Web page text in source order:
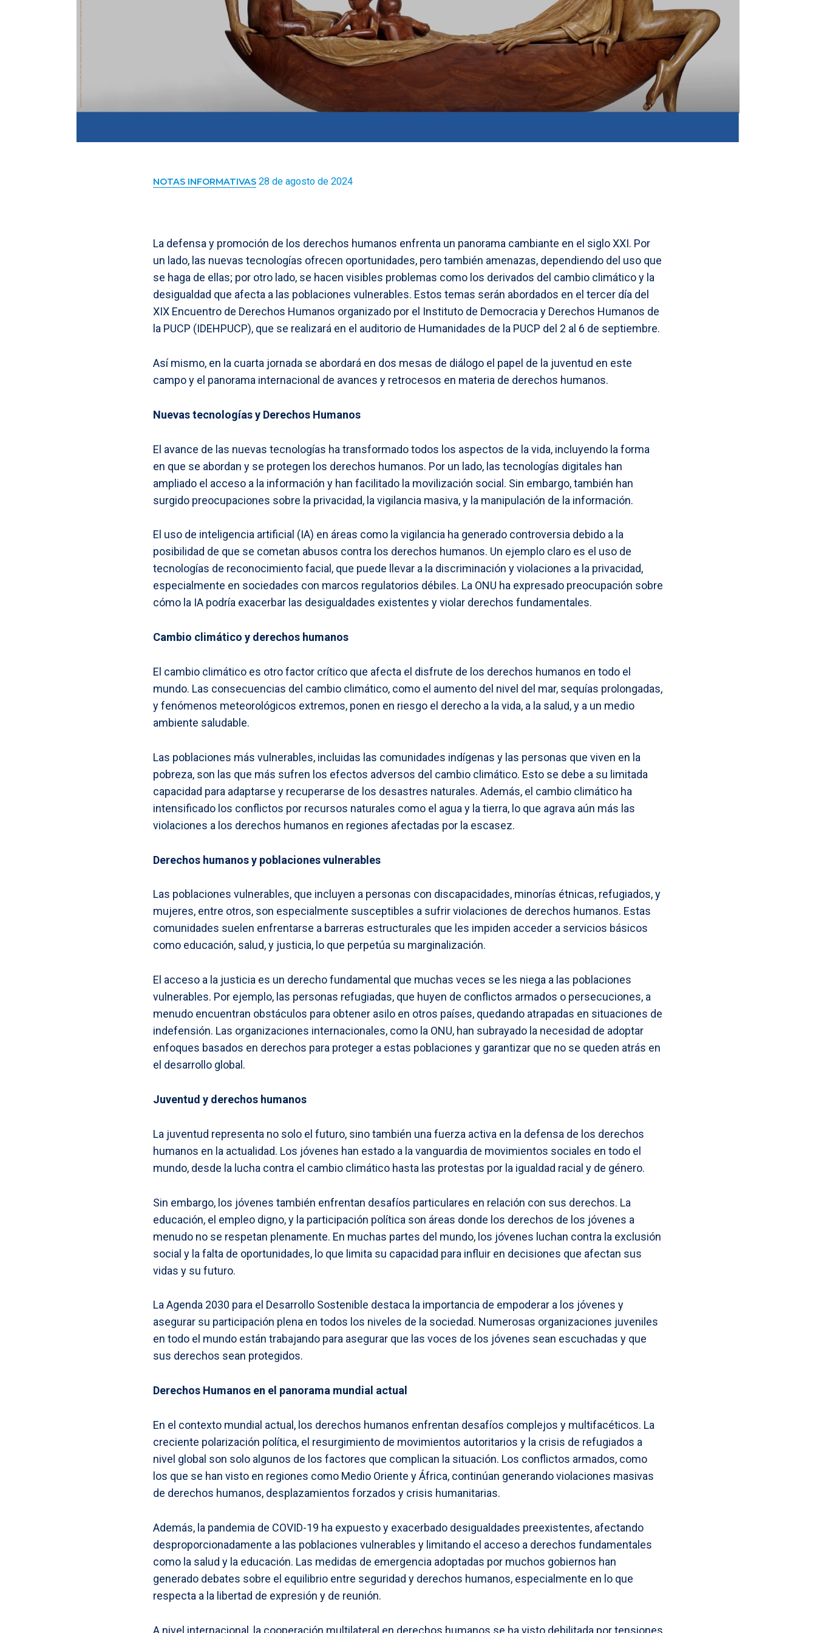
NOTAS INFORMATIVAS 28 de agosto de 2024
La defensa y promoción de los derechos humanos enfrenta un panorama cambiante en el siglo XXI. Por
un lado, las nuevas tecnologías ofrecen oportunidades, pero también amenazas, dependiendo del uso que
se haga de ellas; por otro lado, se hacen visibles problemas como los derivados del cambio climático y la
desigualdad que afecta a las poblaciones vulnerables. Estos temas serán abordados en el tercer día del
XIX Encuentro de Derechos Humanos organizado por el Instituto de Democracia y Derechos Humanos de
la PUCP (IDEHPUCP), que se realizará en el auditorio de Humanidades de la PUCP del 2 al 6 de septiembre.
Así mismo, en la cuarta jornada se abordará en dos mesas de diálogo el papel de la juventud en este
campo y el panorama internacional de avances y retrocesos en materia de derechos humanos.
Nuevas tecnologías y Derechos Humanos
El avance de las nuevas tecnologías ha transformado todos los aspectos de la vida, incluyendo la forma
en que se abordan y se protegen los derechos humanos. Por un lado, las tecnologías digitales han
ampliado el acceso a la información y han facilitado la movilización social. Sin embargo, también han
surgido preocupaciones sobre la privacidad, la vigilancia masiva, y la manipulación de la información.
El uso de inteligencia artificial (IA) en áreas como la vigilancia ha generado controversia debido a la
posibilidad de que se cometan abusos contra los derechos humanos. Un ejemplo claro es el uso de
tecnologías de reconocimiento facial, que puede llevar a la discriminación y violaciones a la privacidad,
especialmente en sociedades con marcos regulatorios débiles. La ONU ha expresado preocupación sobre
cómo la IA podría exacerbar las desigualdades existentes y violar derechos fundamentales.
Cambio climático y derechos humanos
El cambio climático es otro factor crítico que afecta el disfrute de los derechos humanos en todo el
mundo. Las consecuencias del cambio climático, como el aumento del nivel del mar, sequías prolongadas,
y fenómenos meteorológicos extremos, ponen en riesgo el derecho a la vida, a la salud, y a un medio
ambiente saludable.
Las poblaciones más vulnerables, incluidas las comunidades indígenas y las personas que viven en la
pobreza, son las que más sufren los efectos adversos del cambio climático. Esto se debe a su limitada
capacidad para adaptarse y recuperarse de los desastres naturales. Además, el cambio climático ha
intensificado los conflictos por recursos naturales como el agua y la tierra, lo que agrava aún más las
violaciones a los derechos humanos en regiones afectadas por la escasez.
Derechos humanos y poblaciones vulnerables
Las poblaciones vulnerables, que incluyen a personas con discapacidades, minorías étnicas, refugiados, y
mujeres, entre otros, son especialmente susceptibles a sufrir violaciones de derechos humanos. Estas
comunidades suelen enfrentarse a barreras estructurales que les impiden acceder a servicios básicos
como educación, salud, y justicia, lo que perpetúa su marginalización.
El acceso a la justicia es un derecho fundamental que muchas veces se les niega a las poblaciones
vulnerables. Por ejemplo, las personas refugiadas, que huyen de conflictos armados o persecuciones, a
menudo encuentran obstáculos para obtener asilo en otros países, quedando atrapadas en situaciones de
indefensión. Las organizaciones internacionales, como la ONU, han subrayado la necesidad de adoptar
enfoques basados en derechos para proteger a estas poblaciones y garantizar que no se queden atrás en
el desarrollo global.
Juventud y derechos humanos
La juventud representa no solo el futuro, sino también una fuerza activa en la defensa de los derechos
humanos en la actualidad. Los jóvenes han estado a la vanguardia de movimientos sociales en todo el
mundo, desde la lucha contra el cambio climático hasta las protestas por la igualdad racial y de género.
Sin embargo, los jóvenes también enfrentan desafíos particulares en relación con sus derechos. La
educación, el empleo digno, y la participación política son áreas donde los derechos de los jóvenes a
menudo no se respetan plenamente. En muchas partes del mundo, los jóvenes luchan contra la exclusión
social y la falta de oportunidades, lo que limita su capacidad para influir en decisiones que afectan sus
vidas y su futuro.
La Agenda 2030 para el Desarrollo Sostenible destaca la importancia de empoderar a los jóvenes y
asegurar su participación plena en todos los niveles de la sociedad. Numerosas organizaciones juveniles
en todo el mundo están trabajando para asegurar que las voces de los jóvenes sean escuchadas y que
sus derechos sean protegidos.
Derechos Humanos en el panorama mundial actual
En el contexto mundial actual, los derechos humanos enfrentan desafíos complejos y multifacéticos. La
creciente polarización política, el resurgimiento de movimientos autoritarios y la crisis de refugiados a
nivel global son solo algunos de los factores que complican la situación. Los conflictos armados, como
los que se han visto en regiones como Medio Oriente y África, continúan generando violaciones masivas
de derechos humanos, desplazamientos forzados y crisis humanitarias.
Además, la pandemia de COVID-19 ha expuesto y exacerbado desigualdades preexistentes, afectando
desproporcionadamente a las poblaciones vulnerables y limitando el acceso a derechos fundamentales
como la salud y la educación. Las medidas de emergencia adoptadas por muchos gobiernos han
generado debates sobre el equilibrio entre seguridad y derechos humanos, especialmente en lo que
respecta a la libertad de expresión y de reunión.
A nivel internacional, la cooperación multilateral en derechos humanos se ha visto debilitada por tensiones